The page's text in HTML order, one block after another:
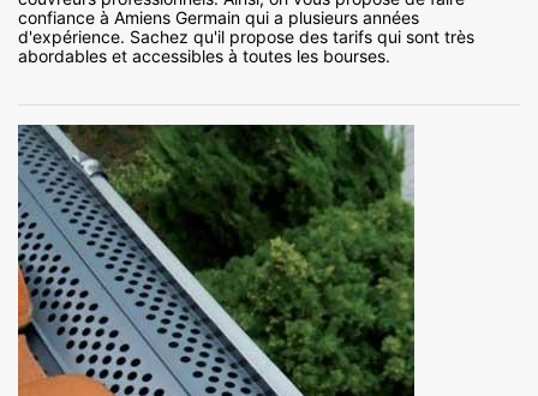
confiance à Amiens Germain qui a plusieurs années
d'expérience. Sachez qu'il propose des tarifs qui sont très
abordables et accessibles à toutes les bourses.